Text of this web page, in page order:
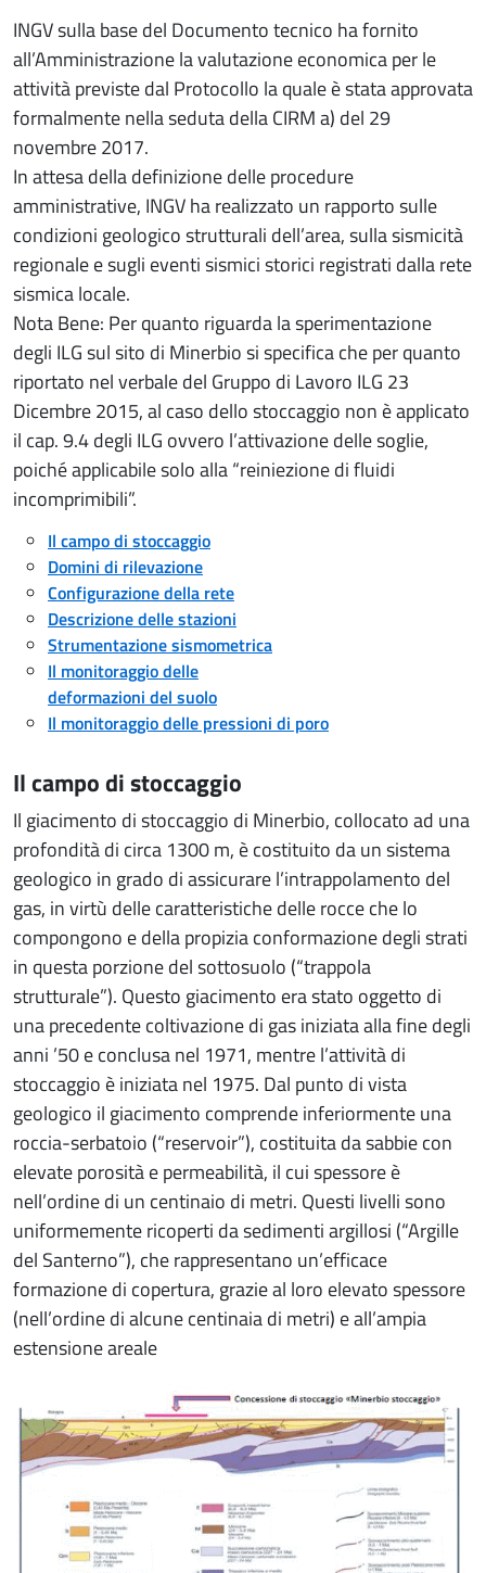
INGV sulla base del Documento tecnico ha fornito
all’Amministrazione la valutazione economica per le
attività previste dal Protocollo la quale è stata approvata
formalmente nella seduta della CIRM a) del 29
novembre 2017.
In attesa della definizione delle procedure
amministrative, INGV ha realizzato un rapporto sulle
condizioni geologico strutturali dell’area, sulla sismicità
regionale e sugli eventi sismici storici registrati dalla rete
sismica locale.
Nota Bene: Per quanto riguarda la sperimentazione
degli ILG sul sito di Minerbio si specifica che per quanto
riportato nel verbale del Gruppo di Lavoro ILG 23
Dicembre 2015, al caso dello stoccaggio non è applicato
il cap. 9.4 degli ILG ovvero l’attivazione delle soglie,
poiché applicabile solo alla “reiniezione di fluidi
incomprimibili”.
Il campo di stoccaggio
Domini di rilevazione
Configurazione della rete
Descrizione delle stazioni
Strumentazione sismometrica
Il monitoraggio delle
deformazioni del suolo
Il monitoraggio delle pressioni di poro
Il campo di stoccaggio
Il giacimento di stoccaggio di Minerbio, collocato ad una
profondità di circa 1300 m, è costituito da un sistema
geologico in grado di assicurare l’intrappolamento del
gas, in virtù delle caratteristiche delle rocce che lo
compongono e della propizia conformazione degli strati
in questa porzione del sottosuolo (“trappola
strutturale”). Questo giacimento era stato oggetto di
una precedente coltivazione di gas iniziata alla fine degli
anni ’50 e conclusa nel 1971, mentre l’attività di
stoccaggio è iniziata nel 1975. Dal punto di vista
geologico il giacimento comprende inferiormente una
roccia-serbatoio (“reservoir”), costituita da sabbie con
elevate porosità e permeabilità, il cui spessore è
nell’ordine di un centinaio di metri. Questi livelli sono
uniformemente ricoperti da sedimenti argillosi (“Argille
del Santerno”), che rappresentano un’efficace
formazione di copertura, grazie al loro elevato spessore
(nell’ordine di alcune centinaia di metri) e all’ampia
estensione areale